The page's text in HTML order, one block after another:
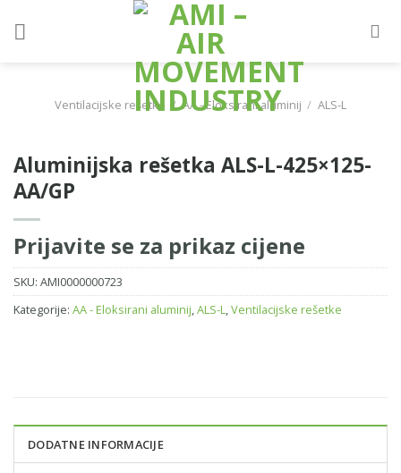
Ventilacijske rešetke / AA - Eloksirani aluminij / ALS-L
Aluminijska rešetka ALS-L-425×125-
AA/GP
Prijavite se za prikaz cijene
SKU: AMI0000000723
Kategorije: AA - Eloksirani aluminij,ALS-L,Ventilacijske rešetke
DODATNE INFORMACIJE